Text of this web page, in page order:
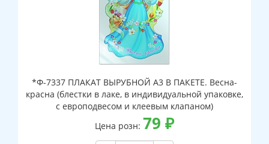
*Ф-7337 ПЛАКАТ ВЫРУБНОЙ А3 В ПАКЕТЕ. Весна-
красна (блестки в лаке, в индивидуальной упаковке,
с европодвесом и клеевым клапаном)
Цена розн: 79 ₽